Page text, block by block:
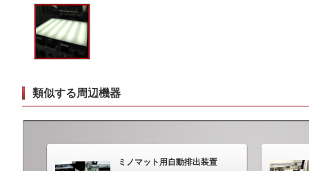
類似する周辺機器
ミノマット用自動排出装置